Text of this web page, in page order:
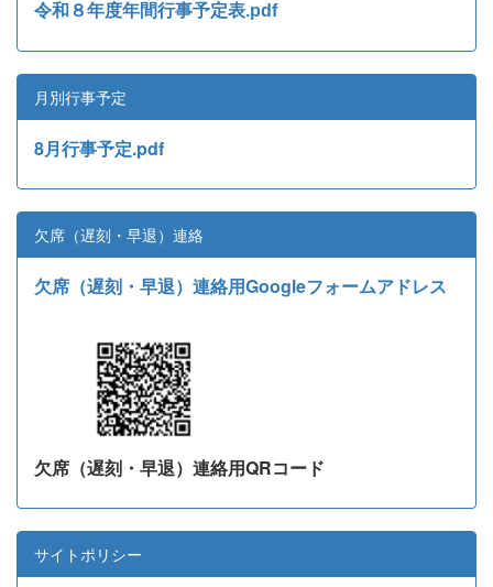
令和８年度年間行事予定表.pdf
月別行事予定
8月行事予定.pdf
欠席（遅刻・早退）連絡
欠席（遅刻・早退）連絡用Googleフォームアドレス
欠席（遅刻・早退）連絡用QRコード
サイトポリシー